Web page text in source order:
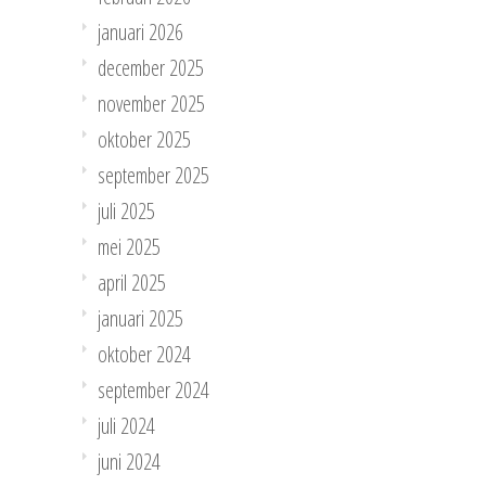
januari 2026
december 2025
november 2025
oktober 2025
september 2025
juli 2025
mei 2025
april 2025
januari 2025
oktober 2024
september 2024
juli 2024
juni 2024